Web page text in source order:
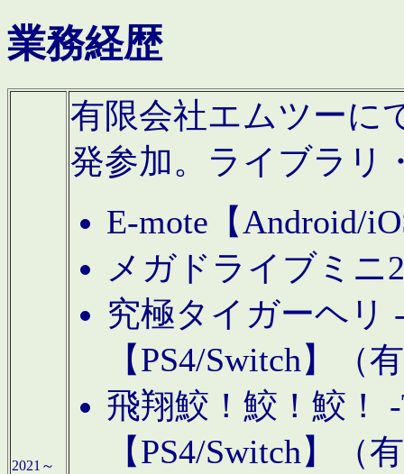
業務経歴
2021～
有限会社エムツーに
発参加。ライブラリ
E-mote【Android/
メガドライブミニ
究極タイガーヘリ
【PS4/Switch】（
飛翔鮫！鮫！鮫！
【PS4/Switch】（